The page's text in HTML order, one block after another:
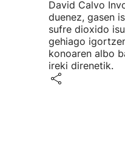
David Calvo
duenez, gasen
sufre dioxido
gehiago
konoaren albo
ireki direnetik.